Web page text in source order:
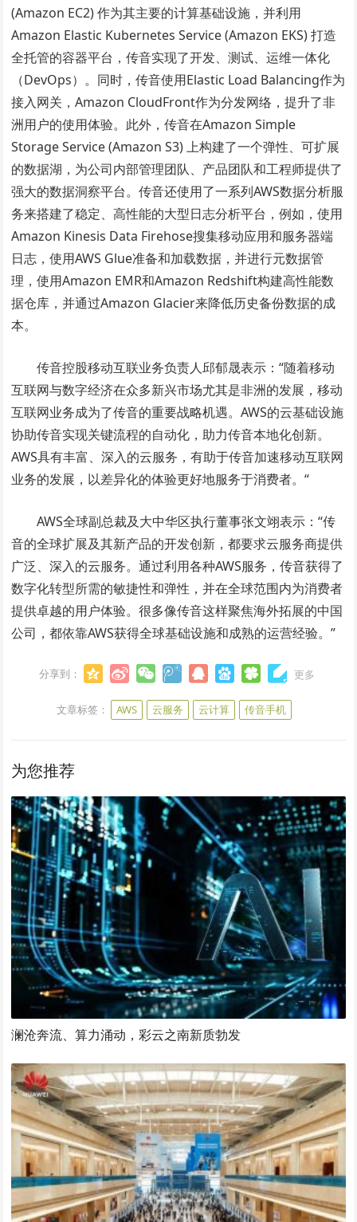
(Amazon EC2) 作为其主要的计算基础设施，并利用
Amazon Elastic Kubernetes Service (Amazon EKS) 打造
全托管的容器平台，传音实现了开发、测试、运维一体化
（DevOps）。同时，传音使用Elastic Load Balancing作为
接入网关，Amazon CloudFront作为分发网络，提升了非
洲用户的使用体验。此外，传音在Amazon Simple
Storage Service (Amazon S3) 上构建了一个弹性、可扩展
的数据湖，为公司内部管理团队、产品团队和工程师提供了
强大的数据洞察平台。传音还使用了一系列AWS数据分析服
务来搭建了稳定、高性能的大型日志分析平台，例如，使用
Amazon Kinesis Data Firehose搜集移动应用和服务器端
日志，使用AWS Glue准备和加载数据，并进行元数据管
理，使用Amazon EMR和Amazon Redshift构建高性能数
据仓库，并通过Amazon Glacier来降低历史备份数据的成
本。
传音控股移动互联业务负责人邱郁晟表示：“随着移动
互联网与数字经济在众多新兴市场尤其是非洲的发展，移动
互联网业务成为了传音的重要战略机遇。AWS的云基础设施
协助传音实现关键流程的自动化，助力传音本地化创新。
AWS具有丰富、深入的云服务，有助于传音加速移动互联网
业务的发展，以差异化的体验更好地服务于消费者。“
AWS全球副总裁及大中华区执行董事张文翊表示：“传
音的全球扩展及其新产品的开发创新，都要求云服务商提供
广泛、深入的云服务。通过利用各种AWS服务，传音获得了
数字化转型所需的敏捷性和弹性，并在全球范围内为消费者
提供卓越的用户体验。很多像传音这样聚焦海外拓展的中国
公司，都依靠AWS获得全球基础设施和成熟的运营经验。”
分享到： 更多
文章标签： AWS 云服务 云计算 传音手机
为您推荐
澜沧奔流、算力涌动，彩云之南新质勃发